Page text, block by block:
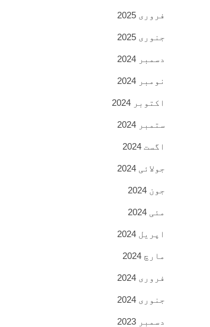
فروری 2025
جنوری 2025
دسمبر 2024
نومبر 2024
اکتوبر 2024
ستمبر 2024
اگست 2024
جولائی 2024
جون 2024
مئی 2024
اپریل 2024
مارچ 2024
فروری 2024
جنوری 2024
دسمبر 2023